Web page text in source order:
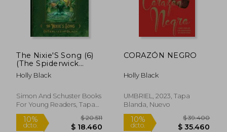
10% $ 25.325
The Nixie'S Song (6)
(The Spiderwick
Chronicles) (en
Inglés)
Holly Black
Simon And Schuster Books
For Young Readers, Tapa
Blanda, Nuevo
CORAZÓN NEGRO
Holly Black
UMBRIEL, 2023, Tapa
Blanda, Nuevo